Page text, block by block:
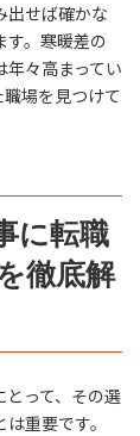
出せば確かな
す。寒暖差の
々高まってい
場を見つけて
に転職
徹底解
って、その選
重要です。